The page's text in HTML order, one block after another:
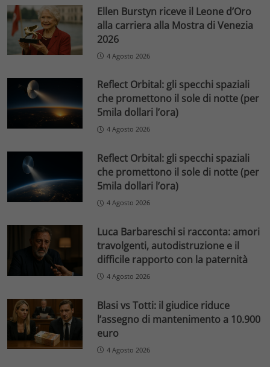
Ellen Burstyn riceve il Leone d’Oro
alla carriera alla Mostra di Venezia
2026
4 Agosto 2026
Reflect Orbital: gli specchi spaziali
che promettono il sole di notte (per
5mila dollari l’ora)
4 Agosto 2026
Reflect Orbital: gli specchi spaziali
che promettono il sole di notte (per
5mila dollari l’ora)
4 Agosto 2026
Luca Barbareschi si racconta: amori
travolgenti, autodistruzione e il
difficile rapporto con la paternità
4 Agosto 2026
Blasi vs Totti: il giudice riduce
l’assegno di mantenimento a 10.900
euro
4 Agosto 2026